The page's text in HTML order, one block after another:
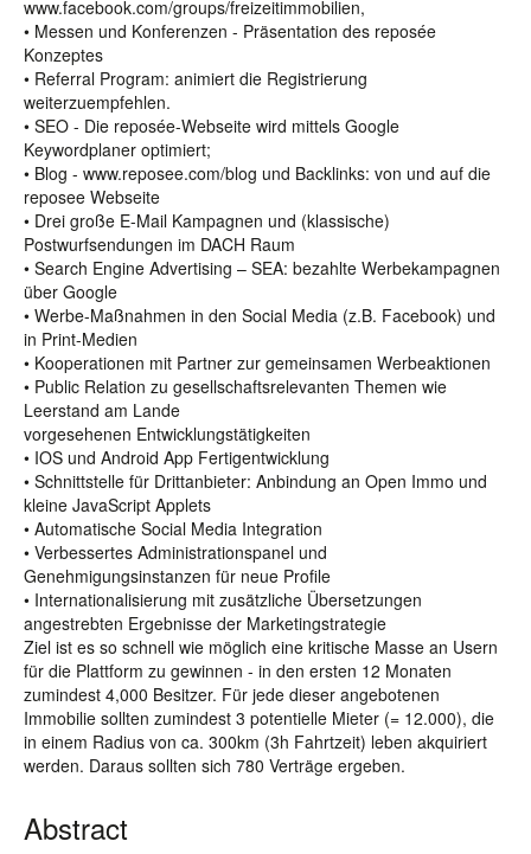
www.facebook.com/groups/freizeitimmobilien,
• Messen und Konferenzen - Präsentation des reposée
Konzeptes
• Referral Program: animiert die Registrierung
weiterzuempfehlen.
• SEO - Die reposée-Webseite wird mittels Google
Keywordplaner optimiert;
• Blog - www.reposee.com/blog und Backlinks: von und auf die
reposee Webseite
• Drei große E-Mail Kampagnen und (klassische)
Postwurfsendungen im DACH Raum
• Search Engine Advertising – SEA: bezahlte Werbekampagnen
über Google
• Werbe-Maßnahmen in den Social Media (z.B. Facebook) und
in Print-Medien
• Kooperationen mit Partner zur gemeinsamen Werbeaktionen
• Public Relation zu gesellschaftsrelevanten Themen wie
Leerstand am Lande
vorgesehenen Entwicklungstätigkeiten
• IOS und Android App Fertigentwicklung
• Schnittstelle für Drittanbieter: Anbindung an Open Immo und
kleine JavaScript Applets
• Automatische Social Media Integration
• Verbessertes Administrationspanel und
Genehmigungsinstanzen für neue Profile
• Internationalisierung mit zusätzliche Übersetzungen
angestrebten Ergebnisse der Marketingstrategie
Ziel ist es so schnell wie möglich eine kritische Masse an Usern
für die Plattform zu gewinnen - in den ersten 12 Monaten
zumindest 4,000 Besitzer. Für jede dieser angebotenen
Immobilie sollten zumindest 3 potentielle Mieter (= 12.000), die
in einem Radius von ca. 300km (3h Fahrtzeit) leben akquiriert
werden. Daraus sollten sich 780 Verträge ergeben.
Abstract